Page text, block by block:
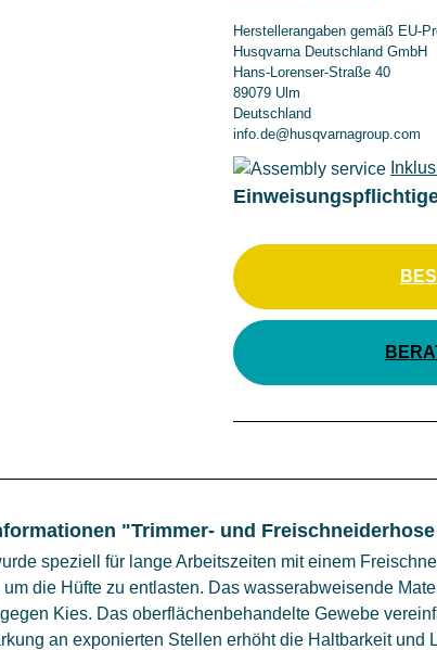
Herstellerangaben gemäß EU-
Husqvarna Deutschland GmbH
Hans-Lorenser-Straße 40
89079 Ulm
Deutschland
info.de@husqvarnagroup.com
"Trimmer- und
speziell für lange Arbeitszeiten mit einem
um die Hüfte zu entlasten. Das wasserabweisende
Kies. Das oberflächenbehandelte Gewebe
an exponierten Stellen erhöht die Haltbarkeit